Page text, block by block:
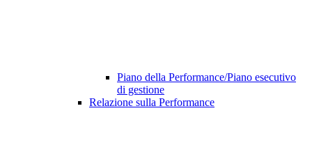
Piano della Performance/Piano esecutivo
di gestione
Relazione sulla Performance